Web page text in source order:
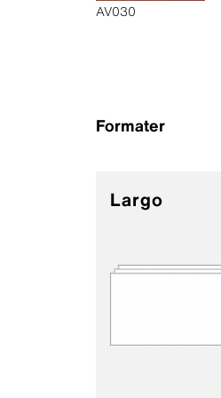
AV030
Formater
Largo